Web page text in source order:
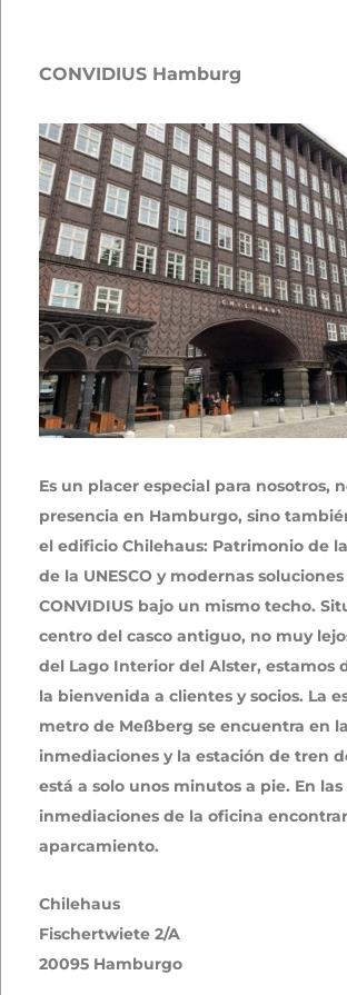
CONVIDIUS Hamburg
Es un placer especial para nosotros,
presencia en Hamburgo, sino
el edificio Chilehaus: Patrimonio de
de la UNESCO y modernas
CONVIDIUS bajo un mismo techo.
centro del casco antiguo, no muy
del Lago Interior del Alster, estamos
la bienvenida a clientes y socios. La
metro de Meßberg se encuentra en
inmediaciones y la estación de tren
está a solo unos minutos a pie. En las
inmediaciones de la oficina
aparcamiento.
Chilehaus
Fischertwiete 2/A
20095 Hamburgo